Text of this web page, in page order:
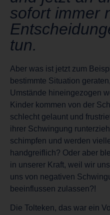
sofort immer
tun.
Aber was ist jetzt zum
bestimmte Situation
Umstände hineingezogen
Kinder kommen von der
schlecht gelaunt und
ihrer Schwingung
schimpfen und werden
handgreiflich? Oder aber
in unserer Kraft, weil wir
uns von negativen
beeinflussen zulassen?!
Die Tolteken, das war ein